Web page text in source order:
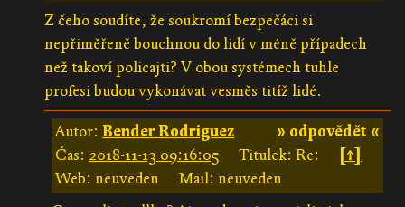
Z čeho soudíte, že soukromí bezpečáci si
nepřiměřeně bouchnou do lidí v méně případech
než takoví policajti? V obou systémech tuhle
profesi budou vykonávat vesměs titíž lidé.
» odpovědět «
Autor:Bender Rodriguez
Čas: 2018-11-13 09:16:05 Titulek: Re:
[↑]
Web: neuveden
Mail: neuveden